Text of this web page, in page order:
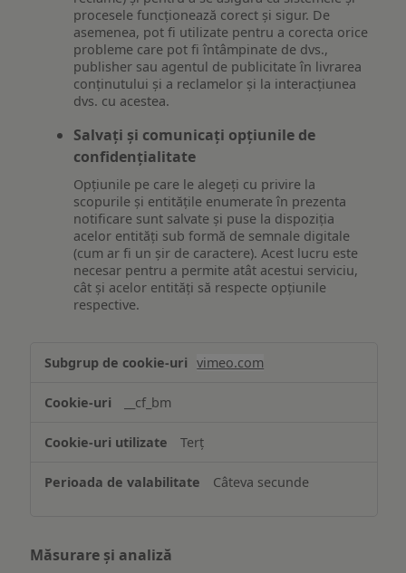
procesele funcționează corect și sigur. De
asemenea, pot fi utilizate pentru a corecta orice
probleme care pot fi întâmpinate de dvs.,
publisher sau agentul de publicitate în livrarea
conținutului și a reclamelor și la interacțiunea
dvs. cu acestea.
Salvați și comunicați opțiunile de
confidențialitate
Opțiunile pe care le alegeți cu privire la
scopurile și entitățile enumerate în prezenta
notificare sunt salvate și puse la dispoziția
acelor entități sub formă de semnale digitale
(cum ar fi un șir de caractere). Acest lucru este
necesar pentru a permite atât acestui serviciu,
cât și acelor entități să respecte opțiunile
respective.
Asigurarea
funcționalităților
website-
ului
vimeo.com
__cf_bm
Terț
Câteva secunde
Măsurare și analiză